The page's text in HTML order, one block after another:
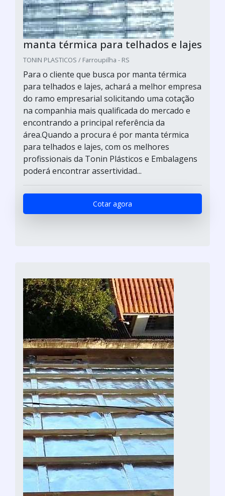
manta térmica para telhados e lajes
TONIN PLASTICOS / Farroupilha - RS
Para o cliente que busca por manta térmica
para telhados e lajes, achará a melhor empresa
do ramo empresarial solicitando uma cotação
na companhia mais qualificada do mercado e
encontrando a principal referência da
área.Quando a procura é por manta térmica
para telhados e lajes, com os melhores
profissionais da Tonin Plásticos e Embalagens
poderá encontrar assertividad...
Cotar agora